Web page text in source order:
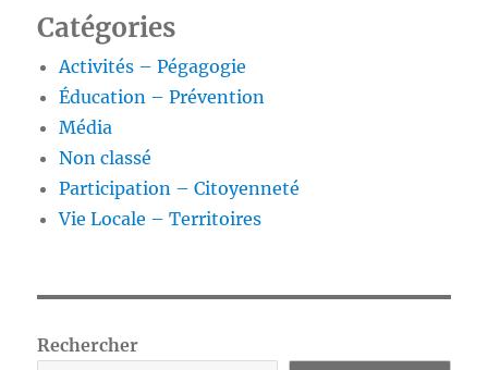
Catégories
Activités – Pégagogie
Éducation – Prévention
Média
Non classé
Participation – Citoyenneté
Vie Locale – Territoires
Rechercher